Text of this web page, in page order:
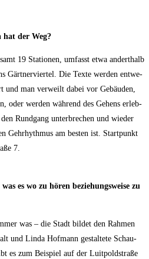
hat der Weg?
19 Sta­tio­nen, umfasst etwa andert­halb
Gärt­ner­vier­tel. Die Tex­te wer­den ent­we­
und man ver­weilt dabei vor Gebäu­den,
oder wer­den wäh­rend des Gehens erleb­
Rund­gang unter­bre­chen und wie­der
Geh­rhyth­mus am bes­ten ist. Start­punkt
7.
es wo zu hören bezie­hungs­wei­se zu
was – die Stadt bil­det den Rah­men
und Lin­da Hof­mann gestal­te­te Schau­
es zum Bei­spiel auf der Luit­pold­stra­ße